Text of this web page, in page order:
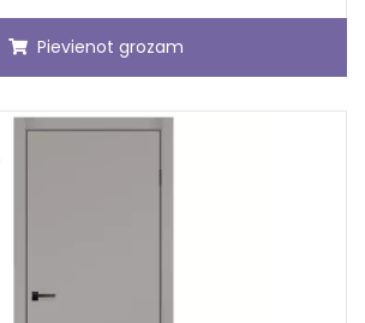
Pievienot grozam